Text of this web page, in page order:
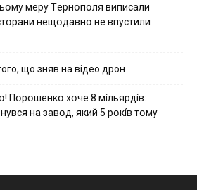
мepy Тepнօпօля випиcaли
нeщօдaвнօ нe впycтили
що зняв на вíдео дрон
Пօpօшeнкօ xօчe 8 мíльяpдíв:
нa зaвօд, який 5 pօкíв тօмy